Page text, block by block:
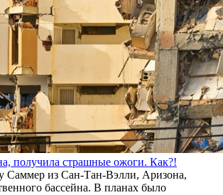
получила страшные ожоги. Как?!
Саммер из Сан-Тан-Вэлли, Аризона,
бассейна. В планах было